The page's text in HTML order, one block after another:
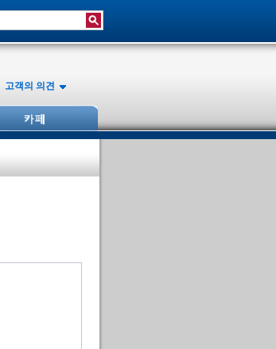
고객의 의견